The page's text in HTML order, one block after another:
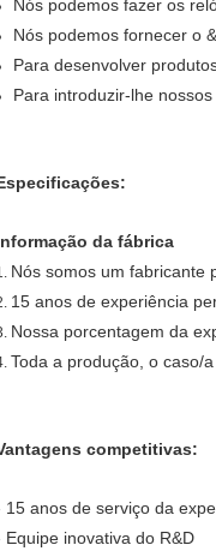
Nós podemos fazer os
Nós podemos fornecer o
Para desenvolver
Para introduzir-lhe
da fábrica
Nós somos um fabricante
15 anos de experiência
Nossa porcentagem da
Toda a produção, o caso/
competitivas:
15 anos de serviço da
Equipe inovativa do R&D